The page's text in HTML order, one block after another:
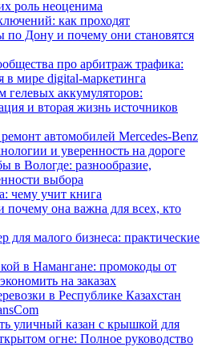
роль неоценима
как проходят
по Дону и почему они становятся
про арбитраж трафика:
в мире digital-маркетинга
аккумуляторов:
и вторая жизнь источников
автомобилей Mercedes-Benz
и уверенность на дороге
в Вологде: разнообразие,
выбора
чему учит книга
почему она важна для всех, кто
для малого бизнеса: практические
в Намангане: промокоды от
на заказах
в Республике Казахстан
уличный казан с крышкой для
огне: Полное руководство